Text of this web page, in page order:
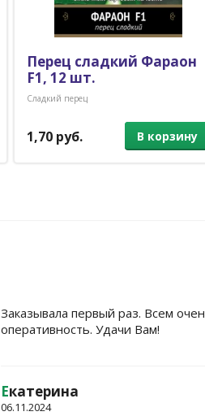
Перец сладкий Фараон
F1, 12 шт.
Сладкий перец
1,70 руб. В корзину
Заказывала первый раз. Всем
оперативность. Удачи Вам!
Екатерина
06.11.2024